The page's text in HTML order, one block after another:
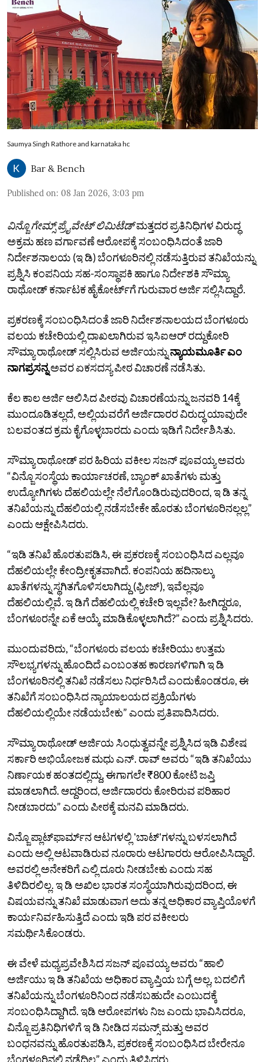
Saumya Singh Rathore and karnataka hc
Bar & Bench
Published on: 08 Jan 2026, 3:03 pm
ವಿನ್ಜೊ ಗೇಮ್ಸ್ ಪ್ರೈವೇಟ್ ಲಿಮಿಟೆಡ್ಮತ್ತದರ ಪ್ರತಿನಿಧಿಗಳ ವಿರುದ್ಧ
ಅಕ್ರಮ ಹಣ ವರ್ಗಾವಣೆ ಆರೋಪಕ್ಕೆ ಸಂಬಂಧಿಸಿದಂತೆ ಜಾರಿ
ನಿರ್ದೇಶನಾಲಯ (ಇ ಡಿ) ಬೆಂಗಳೂರಿನಲ್ಲಿ ನಡೆಸುತ್ತಿರುವ ತನಿಖೆಯನ್ನು
ಪ್ರಶ್ನಿಸಿ ಕಂಪನಿಯ ಸಹ-ಸಂಸ್ಥಾಪಕಿ ಹಾಗೂ ನಿರ್ದೇಶಕಿ ಸೌಮ್ಯಾ
ರಾಥೋಡ್ ಕರ್ನಾಟಕ ಹೈಕೋರ್ಟ್‌ಗೆ ಗುರುವಾರ ಅರ್ಜಿ ಸಲ್ಲಿಸಿದ್ದಾರೆ.
ಪ್ರಕರಣಕ್ಕೆ ಸಂಬಂಧಿಸಿದಂತೆ ಜಾರಿ ನಿರ್ದೇಶನಾಲಯದ ಬೆಂಗಳೂರು
ವಲಯ ಕಚೇರಿಯಲ್ಲಿ ದಾಖಲಾಗಿರುವ ಇಸಿಐಆರ್ ರದ್ದುಕೋರಿ
ಸೌಮ್ಯಾ ರಾಥೋಡ್ ಸಲ್ಲಿಸಿರುವ ಅರ್ಜಿಯನ್ನುನ್ಯಾಯಮೂರ್ತಿ ಎಂ
ನಾಗಪ್ರಸನ್ನಅವರ ಏಕಸದಸ್ಯ ಪೀಠ ವಿಚಾರಣೆ ನಡೆಸಿತು.
ಕೆಲ ಕಾಲ ಅರ್ಜಿ ಆಲಿಸಿದ ಪೀಠವು ವಿಚಾರಣೆಯನ್ನು ಜನವರಿ 14ಕ್ಕೆ
ಮುಂದೂಡಿತಲ್ಲದೆ, ಅಲ್ಲಿಯವರೆಗೆ ಅರ್ಜಿದಾರರ ವಿರುದ್ಧ ಯಾವುದೇ
ಬಲವಂತದ ಕ್ರಮ ಕೈಗೊಳ್ಳಬಾರದು ಎಂದು ಇಡಿಗೆ ನಿರ್ದೇಶಿಸಿತು‌.
ಸೌಮ್ಯಾ ರಾಥೋಡ್ ಪರ ಹಿರಿಯ ವಕೀಲ ಸಜನ್ ಪೂವಯ್ಯ ಅವರು
“ವಿನ್ಜೊ ಸಂಸ್ಥೆಯ ಕಾರ್ಯಾಚರಣೆ, ಬ್ಯಾಂಕ್ ಖಾತೆಗಳು ಮತ್ತು
ಉದ್ಯೋಗಿಗಳು ದೆಹಲಿಯಲ್ಲೇ ನೆಲೆಗೊಂಡಿರುವುದರಿಂದ, ಇ ಡಿ ತನ್ನ
ತನಿಖೆಯನ್ನು ದೆಹಲಿಯಲ್ಲಿ ನಡೆಸಬೇಕೇ ಹೊರತು ಬೆಂಗಳೂರಿನಲ್ಲಲ್ಲ”
ಎಂದು ಆಕ್ಷೇಪಿಸಿದರು.
“ಇಡಿ ತನಿಖೆ ಹೊರತುಪಡಿಸಿ, ಈ ಪ್ರಕರಣಕ್ಕೆ ಸಂಬಂಧಿಸಿದ ಎಲ್ಲವೂ
ದೆಹಲಿಯಲ್ಲೇ ಕೇಂದ್ರೀಕೃತವಾಗಿದೆ. ಕಂಪನಿಯ ಹದಿನಾಲ್ಕು
ಖಾತೆಗಳನ್ನು ಸ್ಥಗಿತಗೊಳಿಸಲಾಗಿದ್ದು (ಫ್ರೀಜ್), ಇವೆಲ್ಲವೂ
ದೆಹಲಿಯಲ್ಲಿವೆ. ಇ ಡಿಗೆ ದೆಹಲಿಯಲ್ಲಿ ಕಚೇರಿ ಇಲ್ಲವೇ? ಹೀಗಿದ್ದರೂ,
ಬೆಂಗಳೂರನ್ನೇ ಏಕೆ ಆಯ್ಕೆ ಮಾಡಿಕೊಳ್ಳಲಾಗಿದೆ?” ಎಂದು ಪ್ರಶ್ನಿಸಿದರು.
ಮುಂದುವರಿದು, “ಬೆಂಗಳೂರು ವಲಯ ಕಚೇರಿಯು ಉತ್ತಮ
ಸೌಲಭ್ಯಗಳನ್ನು ಹೊಂದಿದೆ ಎಂಬಂತಹ ಕಾರಣಗಳಿಗಾಗಿ ಇ ಡಿ
ಬೆಂಗಳೂರಿನಲ್ಲಿ ತನಿಖೆ ನಡೆಸಲು ನಿರ್ಧರಿಸಿದೆ ಎಂದುಕೊಂಡರೂ, ಈ
ತನಿಖೆಗೆ ಸಂಬಂಧಿಸಿದ ನ್ಯಾಯಾಲಯದ ಪ್ರಕ್ರಿಯೆಗಳು
ದೆಹಲಿಯಲ್ಲಿಯೇ ನಡೆಯಬೇಕು” ಎಂದು ಪ್ರತಿಪಾದಿಸಿದರು.
ಸೌಮ್ಯಾ ರಾಥೋಡ್ ಅರ್ಜಿಯ ಸಿಂಧುತ್ವವನ್ನೇ ಪ್ರಶ್ನಿಸಿದ ಇಡಿ ವಿಶೇಷ
ಸರ್ಕಾರಿ ಅಭಿಯೋಜಕ ಮಧು ಎನ್. ರಾವ್ ಅವರು “ಇಡಿ ತನಿಖೆಯು
ನಿರ್ಣಾಯಕ ಹಂತದಲ್ಲಿದ್ದು, ಈಗಾಗಲೇ ₹800 ಕೋಟಿ ಜಪ್ತಿ
ಮಾಡಲಾಗಿದೆ. ಆದ್ದರಿಂದ, ಅರ್ಜಿದಾರರು ಕೋರಿರುವ ಪರಿಹಾರ
ನೀಡಬಾರದು” ಎಂದು ಪೀಠಕ್ಕೆ ಮನವಿ ಮಾಡಿದರು.
ವಿನ್ಜೊ ಪ್ಲಾಟ್‌ಫಾರ್ಮ್‌ನ ಆಟಗಳಲ್ಲಿ 'ಬಾಟ್‌'ಗಳನ್ನು ಬಳಸಲಾಗಿದೆ
ಎಂದು ಅಲ್ಲಿ ಆಟವಾಡಿರುವ ನೂರಾರು ಆಟಗಾರರು ಆರೋಪಿಸಿದ್ದಾರೆ.
ಅವರಲ್ಲಿ ಅನೇಕರಿಗೆ ಎಲ್ಲಿ ದೂರು ನೀಡಬೇಕು ಎಂದು ಸಹ
ತಿಳಿದಿರಲಿಲ್ಲ. ಇ ಡಿ ಅಖಿಲ ಭಾರತ ಸಂಸ್ಥೆಯಾಗಿರುವುದರಿಂದ, ಈ
ವಿಷಯವನ್ನು ತನಿಖೆ ಮಾಡುವಾಗ ಅದು ತನ್ನ ಅಧಿಕಾರ ವ್ಯಾಪ್ತಿಯೊಳಗೆ
ಕಾರ್ಯನಿರ್ವಹಿಸುತ್ತಿದೆ ಎಂದು ಇಡಿ ಪರ ವಕೀಲರು
ಸಮರ್ಥಿಸಿಕೊಂಡರು.
ಈ ವೇಳೆ ಮಧ್ಯಪ್ರವೇಶಿಸಿದ ಸಜನ್ ಪೂವಯ್ಯ ಅವರು “ಹಾಲಿ
ಅರ್ಜಿಯು ಇ ಡಿ ತನಿಖೆಯ ಅಧಿಕಾರ ವ್ಯಾಪ್ತಿಯ ಬಗ್ಗೆ ಅಲ್ಲ, ಬದಲಿಗೆ
ತನಿಖೆಯನ್ನು ಬೆಂಗಳೂರಿನಿಂದ ನಡೆಸಬಹುದೇ ಎಂಬುದಕ್ಕೆ
ಸಂಬಂಧಿಸಿದ್ದಾಗಿದೆ. ಇಡಿ ಆರೋಪಗಳು ನಿಜ ಎಂದು ಭಾವಿಸಿದರೂ,
ವಿನ್ಜೊ ಪ್ರತಿನಿಧಿಗಳಿಗೆ ಇ ಡಿ ನೀಡಿದ ಸಮನ್ಸ್ ಮತ್ತು ಅವರ
ಬಂಧನವನ್ನು ಹೊರತುಪಡಿಸಿ, ಪ್ರಕರಣಕ್ಕೆ ಸಂಬಂಧಿಸಿದ ಬೇರೇನೂ
ಬೆಂಗಳೂರಿನಲ್ಲಿ ನಡೆದಿಲ್ಲ” ಎಂದು ತಿಳಿಸಿದರು.